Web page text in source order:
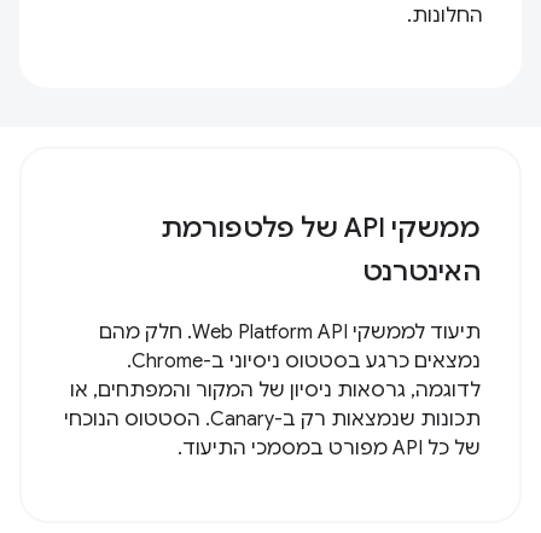
החלונות.
ממשקי API של פלטפורמת
האינטרנט
תיעוד לממשקי Web Platform API. חלק מהם
נמצאים כרגע בסטטוס ניסיוני ב-Chrome.
לדוגמה, גרסאות ניסיון של המקור והמפתחים, או
תכונות שנמצאות רק ב-Canary. הסטטוס הנוכחי
של כל API מפורט במסמכי התיעוד.